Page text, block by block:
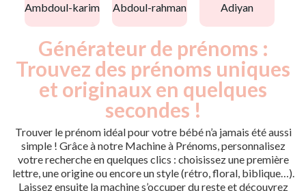
ambdoul-karim abdoul-rahman adiyan
Générateur de prénoms :
Trouvez des prénoms uniques
et originaux en quelques
secondes !
Trouver le prénom idéal pour votre bébé n’a jamais été aussi
simple ! Grâce à notre Machine à Prénoms, personnalisez
votre recherche en quelques clics : choisissez une première
lettre, une origine ou encore un style (rétro, floral, biblique…).
Laissez ensuite la machine s’occuper du reste et découvrez